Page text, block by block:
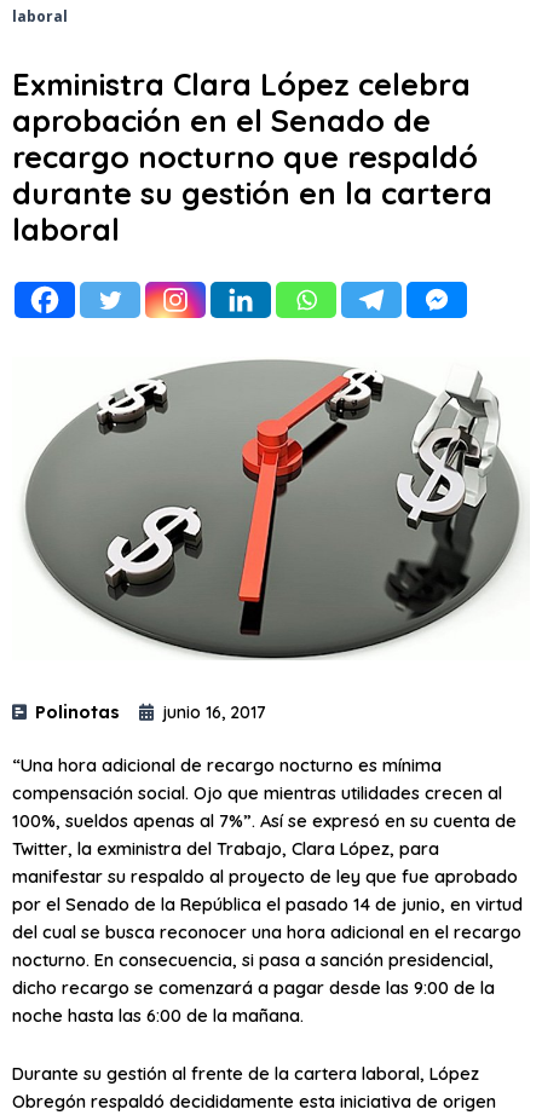
laboral
Exministra Clara López celebra
aprobación en el Senado de
recargo nocturno que respaldó
durante su gestión en la cartera
laboral
Polinotas junio 16, 2017
“Una hora adicional de recargo nocturno es mínima
compensación social. Ojo que mientras utilidades crecen al
100%, sueldos apenas al 7%”. Así se expresó en su cuenta de
Twitter, la exministra del Trabajo, Clara López, para
manifestar su respaldo al proyecto de ley que fue aprobado
por el Senado de la República el pasado 14 de junio, en virtud
del cual se busca reconocer una hora adicional en el recargo
nocturno. En consecuencia, si pasa a sanción presidencial,
dicho recargo se comenzará a pagar desde las 9:00 de la
noche hasta las 6:00 de la mañana.
Durante su gestión al frente de la cartera laboral, López
Obregón respaldó decididamente esta iniciativa de origen